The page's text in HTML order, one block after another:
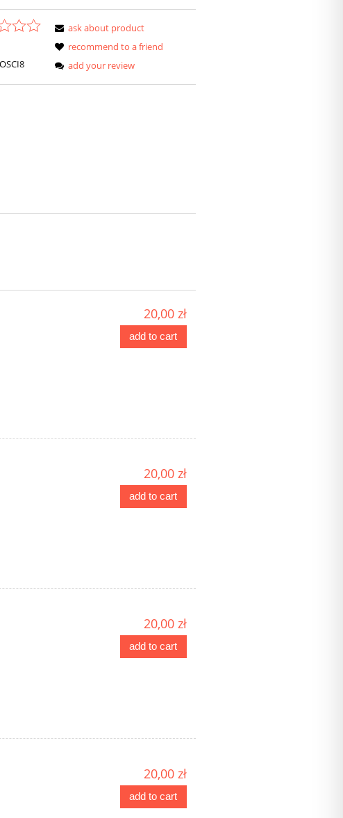
ask about product
recommend to a friend
add your review
20,00 zł
add to cart
20,00 zł
add to cart
20,00 zł
add to cart
20,00 zł
add to cart